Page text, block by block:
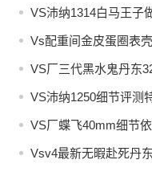
VS沛纳1314白马王子
Vs配重间金皮蛋圈表
VS厂三代黑水鬼丹东
VS沛纳1250细节评测
VS厂蝶飞40mm细节
Vsv4最新无暇赴死丹